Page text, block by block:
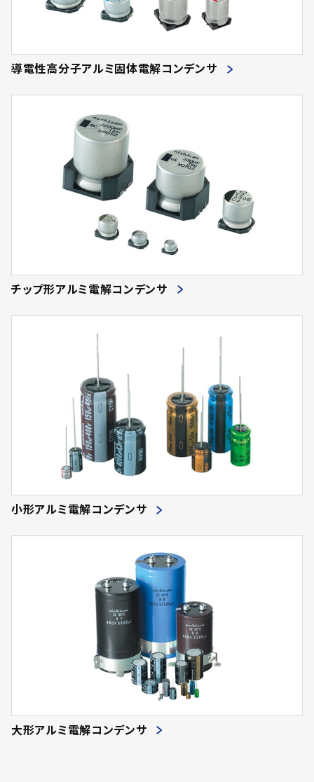
導電性高分子アルミ固体電解コンデンサ
チップ形アルミ電解コンデンサ
小形アルミ電解コンデンサ
大形アルミ電解コンデンサ